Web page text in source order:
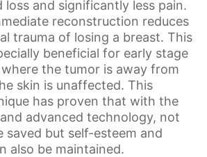
loss and significantly less pain.
reconstruction reduces
trauma of losing a breast. This
beneficial for early stage
the tumor is away from
skin is unaffected. This
has proven that with the
advanced technology, not
saved but self-esteem and
also be maintained.